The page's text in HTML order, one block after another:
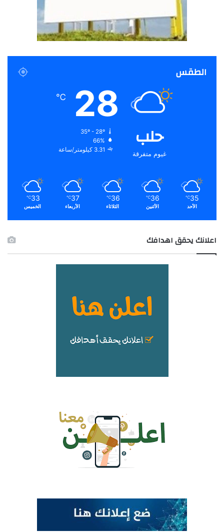
الطقس
حلب
غيوم متفرقة
28
℃
35º - 28º
66%
3.31 كيلومتر/ساعة
35
℃
الأحد
36
℃
الأثنين
36
℃
الثلاثاء
37
℃
الأربعاء
33
℃
الخميس
اعلانك يحقق اهدافك